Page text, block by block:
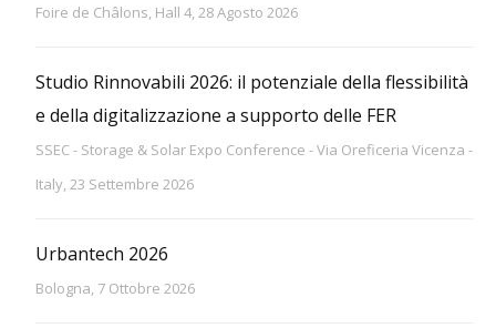
Foire de Châlons, Hall 4, 28 Agosto 2026
Studio Rinnovabili 2026: il potenziale della flessibilità
e della digitalizzazione a supporto delle FER
SSEC - Storage & Solar Expo Conference - Via Oreficeria Vicenza -
Italy, 23 Settembre 2026
Urbantech 2026
Bologna, 7 Ottobre 2026